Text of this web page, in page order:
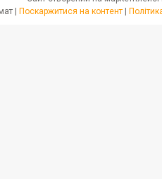
Поскаржитися на контент